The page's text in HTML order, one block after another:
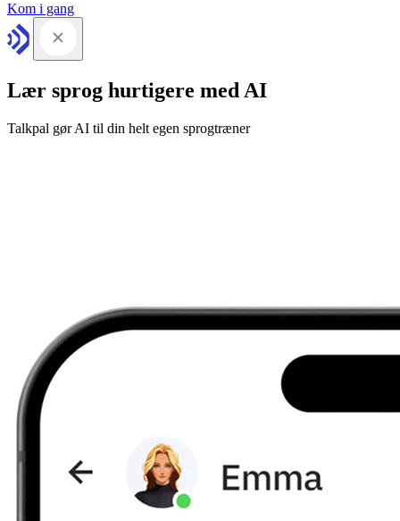
Kom i gang
Lær sprog hurtigere med AI
Talkpal gør AI til din helt egen sprogtræner